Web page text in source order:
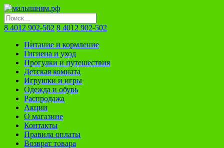
8 4012 902-502 8 4012 902-502
Питание и кормление
Гигиена и уход
Прогулки и путешествия
Детская комната
Игрушки и игры
Одежда и обувь
Распродажа
Акции
О магазине
Контакты
Правила оплаты
Возврат товара